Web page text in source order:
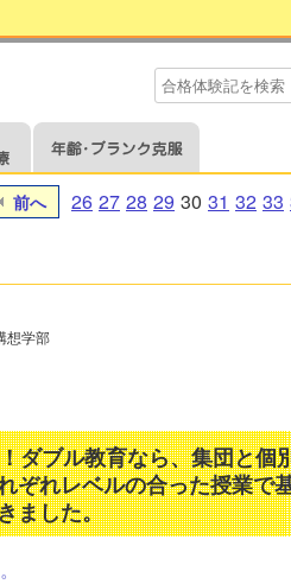
前へ 26 27 28 29 30 31 32 33
想学部
ダブル教育なら、集団と個
ぞれレベルの合った授業で
ました。